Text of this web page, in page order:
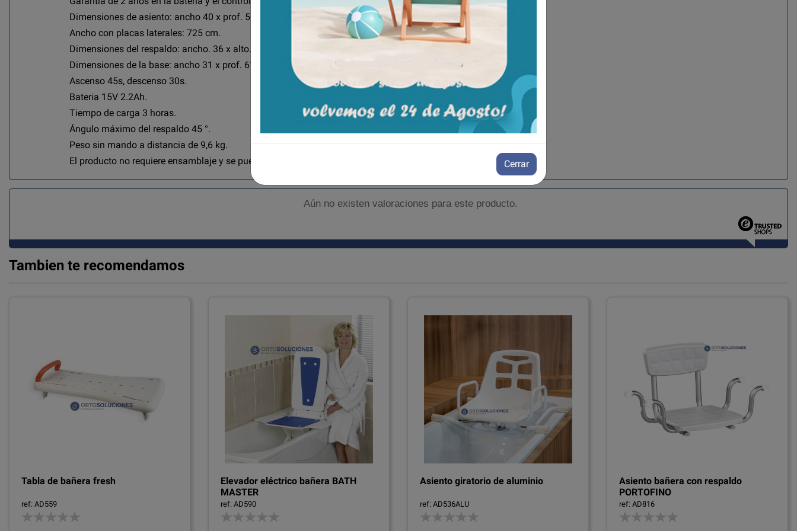
Dimensiones de asiento: ancho 40 x prof. 50 x alto. 8 a 48 cm.
Ancho con placas laterales: 725 cm.
Dimensiones del respaldo: ancho. 36 x alto. 65 cm.
Dimensiones de la base: ancho 31 x prof. 61.2 cm.
Ascenso 45s, descenso 30s.
Bateria 15V 2.2Ah.
Tiempo de carga 3 horas.
Ángulo máximo del respaldo 45 °.
Peso sin mando a distancia de 9,6 kg.
El producto no requiere ensamblaje y se puede utilizar al recibirlo.
Aún no existen valoraciones para este producto.
Tambien te recomendamos
Tabla de bañera fresh
ref: AD559
Elevador eléctrico bañera BATH
MASTER
ref: AD590
Asiento giratorio de aluminio
ref: AD536ALU
Asiento bañera con respaldo
PORTOFINO
ref: AD816
Cerrar